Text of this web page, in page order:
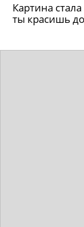
Картина
ты красишь